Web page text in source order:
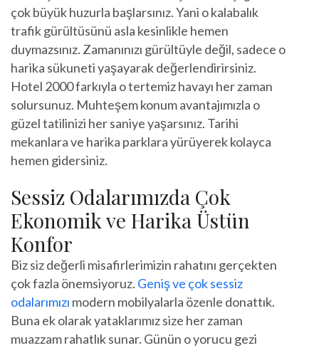
çok büyük huzurla başlarsınız. Yani o kalabalık
trafik gürültüsünü asla kesinlikle hemen
duymazsınız. Zamanınızı gürültüyle değil, sadece o
harika sükuneti yaşayarak değerlendirirsiniz.
Hotel 2000 farkıyla o tertemiz havayı her zaman
solursunuz. Muhteşem konum avantajımızla o
güzel tatilinizi her saniye yaşarsınız. Tarihi
mekanlara ve harika parklara yürüyerek kolayca
hemen gidersiniz.
Sessiz Odalarımızda Çok
Ekonomik ve Harika Üstün
Konfor
Biz siz değerli misafirlerimizin rahatını gerçekten
çok fazla önemsiyoruz. Geniş ve çok sessiz
odalarımızı modern mobilyalarla özenle donattık.
Buna ek olarak yataklarımız size her zaman
muazzam rahatlık sunar. Günün o yorucu gezi